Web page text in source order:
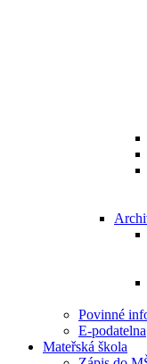
Povinné
E-podatelna
Mateřská škola